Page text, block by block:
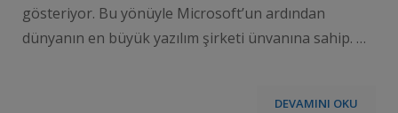
gösteriyor. Bu yönüyle Microsoft’un ardından
dünyanın en büyük yazılım şirketi ünvanına sahip. …
DEVAMINI OKU